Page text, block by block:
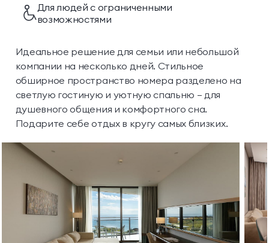
Для людей с ограниченными
возможностями
Идеальное решение для семьи или небольшой
компании на несколько дней. Стильное
обширное пространство номера разделено на
светлую гостиную и уютную спальню — для
душевного общения и комфортного сна.
Подарите себе отдых в кругу самых близких.